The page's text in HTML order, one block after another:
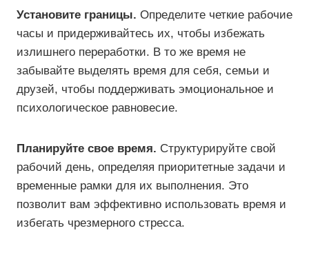
Установите границы. Определите четкие рабочие
часы и придерживайтесь их, чтобы избежать
излишнего переработки. В то же время не
забывайте выделять время для себя, семьи и
друзей, чтобы поддерживать эмоциональное и
психологическое равновесие.
Планируйте свое время. Структурируйте свой
рабочий день, определяя приоритетные задачи и
временные рамки для их выполнения. Это
позволит вам эффективно использовать время и
избегать чрезмерного стресса.